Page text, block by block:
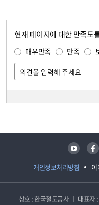
현재 페이지에 대한 만족도
매우만족 만족
개인정보처리방침 이
유튜브 페이스북
상호 : 한국철도공사 대표자